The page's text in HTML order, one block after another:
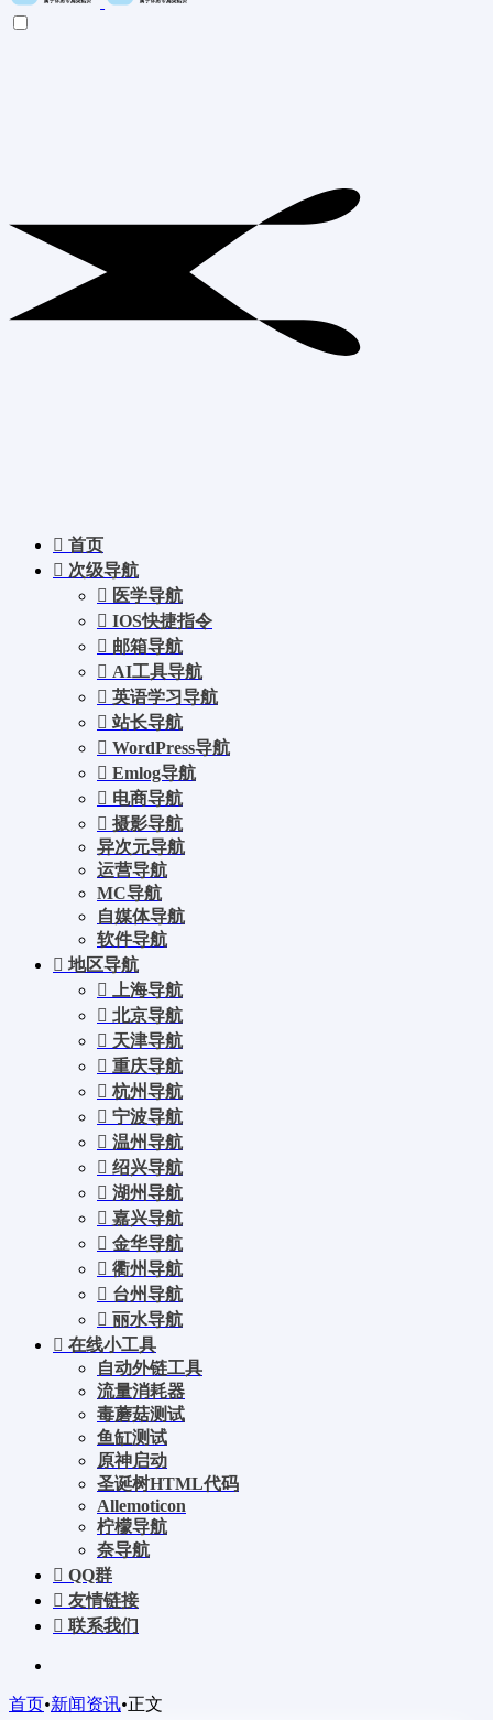
首页
次级导航
医学导航
IOS快捷指令
邮箱导航
AI工具导航
英语学习导航
站长导航
WordPress导航
Emlog导航
电商导航
摄影导航
异次元导航
运营导航
MC导航
自媒体导航
软件导航
地区导航
上海导航
北京导航
天津导航
重庆导航
杭州导航
宁波导航
温州导航
绍兴导航
湖州导航
嘉兴导航
金华导航
衢州导航
台州导航
丽水导航
在线小工具
自动外链工具
流量消耗器
毒蘑菇测试
鱼缸测试
原神启动
圣诞树HTML代码
Allemoticon
柠檬导航
奈导航
QQ群
友情链接
联系我们
首页•新闻资讯•正文